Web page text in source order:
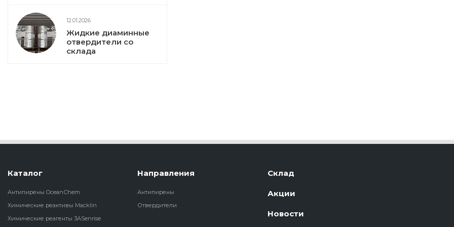
12.01.2026
Жидкие диаминные
отвердители со
склада
Каталог
Антипирены OceanСhem
Химические реактивы Macklin
Химические реагенты 3ASenrise
Направления
Антипирены
Отвердители
Склад
Акции
Новости